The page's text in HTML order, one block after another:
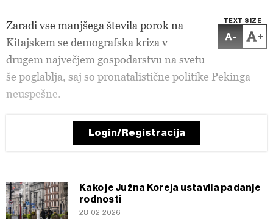
TEXT SIZE
- +
Zaradi vse manjšega števila porok na
Kitajskem se demografska kriza v
drugem največjem gospodarstvu na svetu
še poglablja, saj so pronatalistične politike Pekinga
neuspešne.
Login/Registracija
Kako je Južna Koreja ustavila padanje
rodnosti
28.02.2026